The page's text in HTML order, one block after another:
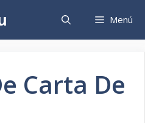
Menú
Carta De